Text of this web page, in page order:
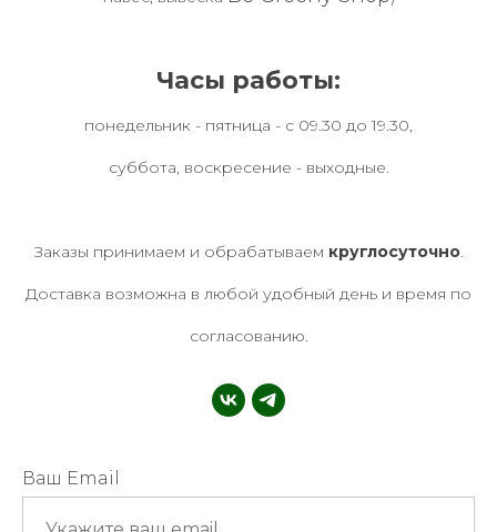
Часы работы:
понедельник - пятница - с 09.30 до 19.30,
суббота, воскресение - выходные.
Заказы принимаем и обрабатываем круглосуточно.
Доставка возможна в любой удобный день и время по
согласованию.
Ваш Email